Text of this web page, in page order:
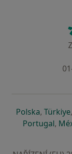
Polskase
, Türkiye,
Portugalse
,